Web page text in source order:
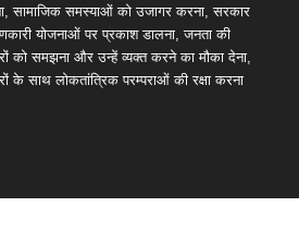
सामाजिक समस्याओं को उजागर करना, सरकार
योजनाओं पर प्रकाश डालना, जनता की
को समझना और उन्हें व्यक्त करने का मौका देना,
के साथ लोकतांत्रिक परम्पराओं की रक्षा करना